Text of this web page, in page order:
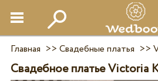
Главная >> Свадебные платья >>
Свадебное платье Victoria